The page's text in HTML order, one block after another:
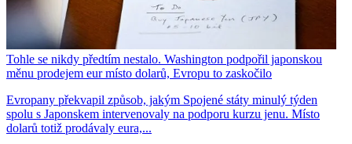
Tohle se nikdy předtím nestalo. Washington podpořil japonskou
měnu prodejem eur místo dolarů, Evropu to zaskočilo
Evropany překvapil způsob, jakým Spojené státy minulý týden
spolu s Japonskem intervenovaly na podporu kurzu jenu. Místo
dolarů totiž prodávaly eura,...